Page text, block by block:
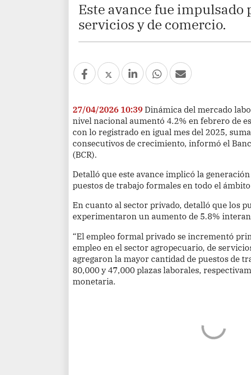
Este avance fue impulsado
servicios y de comercio.
27/04/2026 10:39 Dinámica del mercado
nivel nacional aumentó 4.2% en febrero de
con lo registrado en igual mes del 2025,
consecutivos de crecimiento, informó el
(BCR).
Detalló que este avance implicó la
puestos de trabajo formales en todo el
En cuanto al sector privado, detalló que los
experimentaron un aumento de 5.8%
“El empleo formal privado se incrementó
empleo en el sector agropecuario, de
agregaron la mayor cantidad de puestos de
80,000 y 47,000 plazas laborales,
monetaria.